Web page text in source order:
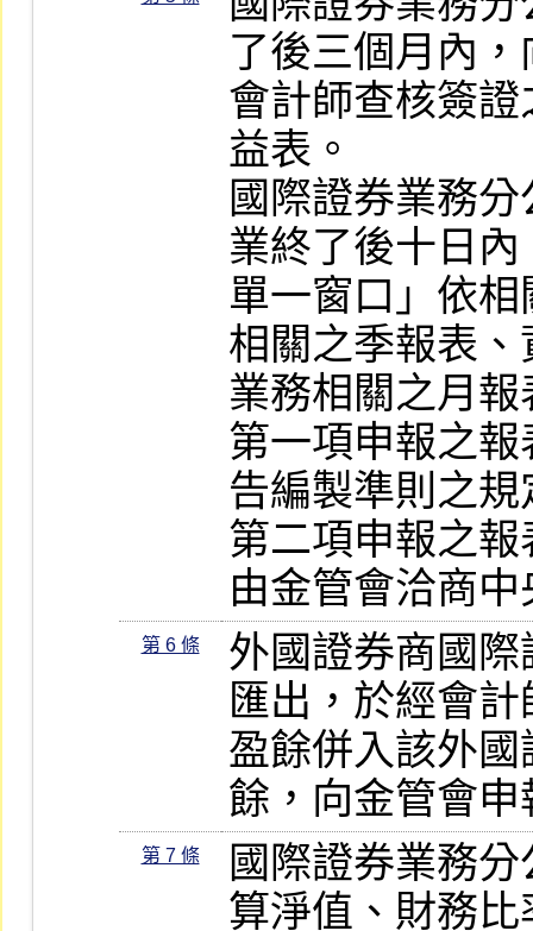
了後三個月內
會計師查核簽
益表。
國際證券業務
業終了後十日
單一窗口」依
相關之季報表
業務相關之月
第一項申報之
告編製準則之
第二項申報之
由金管會洽商
第 6 條
外國證券商國
匯出，於經會
盈餘併入該外
餘，向金管會
第 7 條
國際證券業務
算淨值、財務